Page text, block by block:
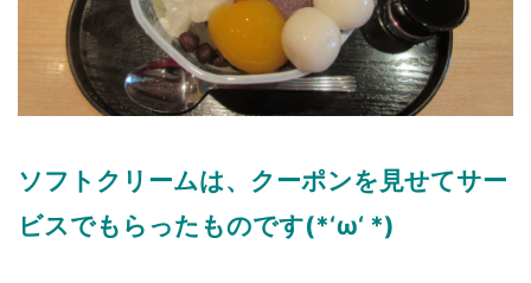
ソフトクリームは、クーポンを見せてサー
ビスでもらったものです(*‘ω‘ *)